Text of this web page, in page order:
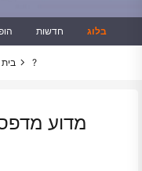
חדשות בלוג
בית מדוע מדפסת התווית שלך ממשיכה להפריע?
מדוע